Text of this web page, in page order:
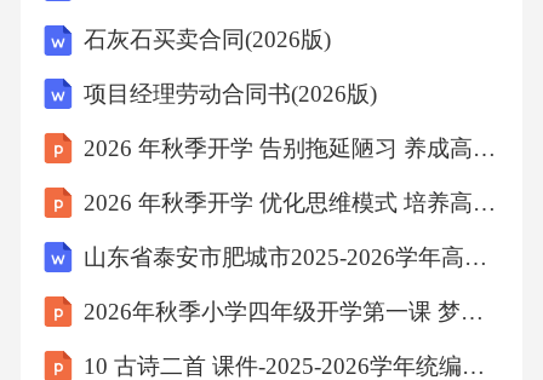
败，在强烈的极不协调的对照中，寄寓了深沉
的感情。化用前人名句。如化用了谢灵运、王
勃等人的诗句，其可贵之处在于妙语点化，华
美秀丽，声情并茂。杜丽娘的情绪变化及形象
特点由惊异、欢悦到无限惆怅。“本来”“似这般”
叹、惋惜，带有极强烈的感情色彩。想象中的
美景，表达她对外部世界的无限向往。借主人
公惜春伤春的情感，表达了她冲破封建牢笼、
石灰石买卖合同(2026版)
项目经理劳动合同书(2026版)
2026 年秋季开学 告别拖延陋习 养成高效好习惯
2026 年秋季开学 优化思维模式 培养高阶思辨素养
山东省泰安市肥城市2025-2026学年高一上学期期中生物试卷（含答案）
2026年秋季小学四年级开学第一课 梦想起航
10 古诗二首 课件-2025-2026学年统编版语文一年级下册